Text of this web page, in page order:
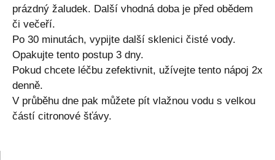
prázdný žaludek. Další vhodná doba je před obědem
či večeří.
Po 30 minutách, vypijte další sklenici čisté vody.
Opakujte tento postup 3 dny.
Pokud chcete léčbu zefektivnit, užívejte tento nápoj 2x
denně.
V průběhu dne pak můžete pít vlažnou vodu s velkou
částí citronové šťávy.